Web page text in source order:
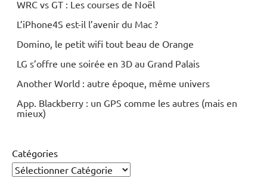
WRC vs GT : Les courses de Noël
L’iPhone4S est-il l’avenir du Mac ?
Domino, le petit wifi tout beau de Orange
LG s’offre une soirée en 3D au Grand Palais
Another World : autre époque, même univers
App. Blackberry : un GPS comme les autres (mais en
mieux)
Catégories